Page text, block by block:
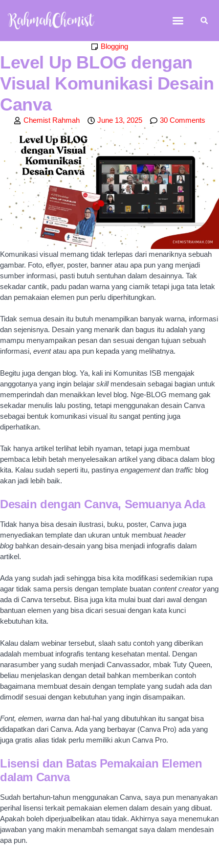
Chemist Rahmah
Komunikasi visual memang tidak terlepas dari menariknya sebuah
gambar. Foto, eflyer, poster, banner atau apa pun yang menjadi
sumber informasi, pasti butuh sentuhan dalam desainnya. Tak
sekadar cantik, padu padan warna yang ciamik tetapi juga tata letak
dan pemakaian elemen pun perlu diperhitungkan.
Tidak semua desain itu butuh menampilkan banyak warna, informasi
dan sejenisnya. Desain yang menarik dan bagus itu adalah yang
mampu menyampaikan pesan dan sesuai dengan tujuan sebuah
event atau apa pun kepada yang melihatnya.
Begitu juga dengan blog. Ya, kali ini Komunitas ISB mengajak
anggotanya yang ingin belajar skillmendesain sebagai bagian untuk
memperindah dan menaikkan level blog. Nge-BLOG memang gak
sekadar menulis lalu posting, tetapi menggunakan desain Canva
diperhatikan.
Tak hanya artikel terlihat lebih nyaman, tetapi juga membuat
pembaca lebih betah menyelesaikan artikel yang dibaca dalam blog
akan jadi lebih baik.
Desain dengan Canva, Semuanya Ada
Tidak hanya bisa desain ilustrasi, buku, poster, Canva juga
menyediakan template dan ukuran untuk membuat
artikel.
Ada yang sudah jadi sehingga bisa kita modifikasi sedemikian rupa
agar tidak sama persis dengan template buatan
bantuan elemen yang bisa dicari sesuai dengan kata kunci
Kalau dalam webinar tersebut, slaah satu contoh yang diberikan
adalah membuat infografis tentang kesehatan mental. Dengan
narasumber yang sudah menjadi Canvassador, mbak Tuty Queen,
bagaimana membuat desain dengan template yang sudah ada dan
dimodif sesuai dengan kebutuhan yang ingin disampaikan.
Font, elemen, warnadan hal-hal yang dibutuhkan itu sangat bisa
didapatkan dari Canva. Ada yang berbayar (Canva Pro) ada yang
Lisensi dan Batas Pemakaian Elemen
dalam Canva
Sudah bertahun-tahun menggunakan Canva, saya pun menanyakan
perihal lisensi terkait pemakaian elemen dalam desain yang dibuat.
jawaban yang makin menambah semangat saya dalam mendesain
apa pun.
menampilkan elemen tunggal saja. Jika dipadupadankan dengan
elemen lain, seperti gambar, huruf atau elemen apa saja yang ada di
jawab.
Ya kebetulan saya dipercaya untuk mendesain kartupos dalam
rangkan 20th Anniversary Postcrossing, sebuah kanal pertukaran
kartu pos seluruh Indonesia yang bulan Juli nanti akan dihelat di